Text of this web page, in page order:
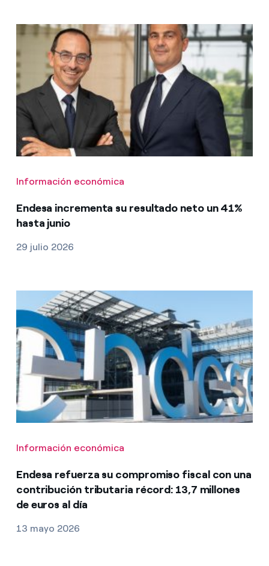
Información económica
Endesa incrementa su resultado neto un 41%
hasta junio
29 julio 2026
Información económica
Endesa refuerza su compromiso fiscal con una
contribución tributaria récord: 13,7 millones
de euros al día
13 mayo 2026